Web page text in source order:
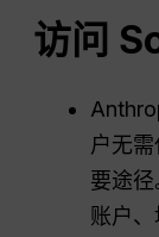
访问
户无
要途
账户